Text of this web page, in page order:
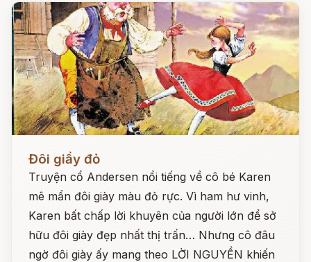
Đôi giầy đỏ
Truyện cổ Andersen nổi tiếng về cô bé Karen
mê mẩn đôi giày màu đỏ rực. Vì ham hư vinh,
Karen bất chấp lời khuyên của người lớn để sở
hữu đôi giày đẹp nhất thị trấn… Nhưng cô đâu
ngờ đôi giày ấy mang theo LỜI NGUYỀN khiến